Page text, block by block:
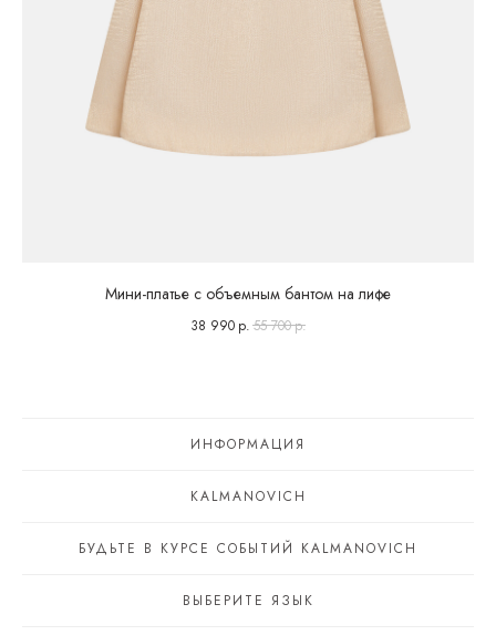
Мини-платье с объемным бантом на лифе
38 990 р.55 700р.
ИНФОРМАЦИЯ
KALMANOVICH
БУДЬТЕ В КУРСЕ СОБЫТИЙ KALMANOVICH
ВЫБЕРИТЕ ЯЗЫК